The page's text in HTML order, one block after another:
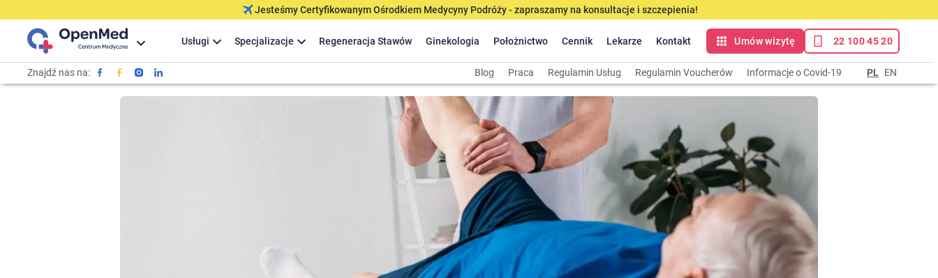
Jesteśmy Certyfikowanym Ośrodkiem Medycyny Podróży - zapraszamy na konsultacje i szczepienia!
Usługi Specjalizacje Regeneracja Stawów Ginekologia Położnictwo Cennik Lekarze Kontakt Umów wizytę 22 100 45 20
Znajdź nas na: Blog Praca Regulamin Usług Regulamin Voucherów Informacje o Covid-19 PL EN